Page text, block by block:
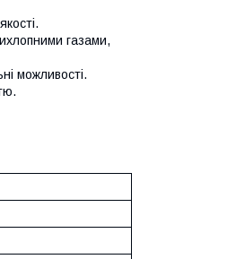
газами,
можливості.